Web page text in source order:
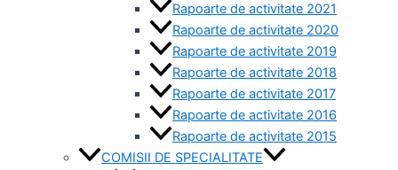
Rapoarte de activitate 2021
Rapoarte de activitate 2020
Rapoarte de activitate 2019
Rapoarte de activitate 2018
Rapoarte de activitate 2017
Rapoarte de activitate 2016
Rapoarte de activitate 2015
COMISII DE SPECIALITATE